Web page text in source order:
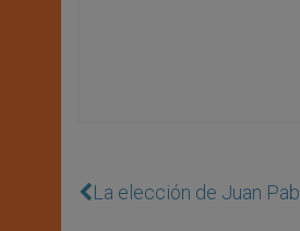
La elección de Juan